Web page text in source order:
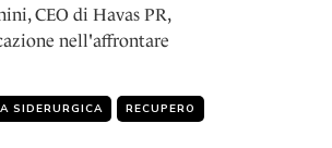
CEO di Havas PR,
nell'affrontare
SIDERURGICA RECUPERO